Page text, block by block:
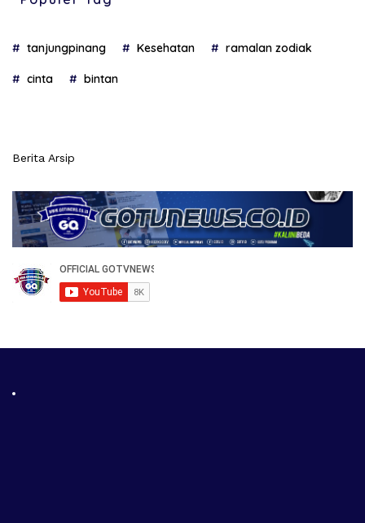
tanjungpinang Kesehatan ramalan zodiak
cinta bintan
Berita Arsip